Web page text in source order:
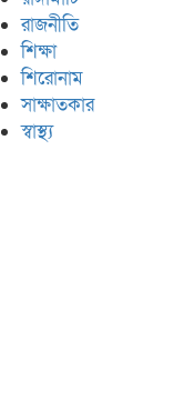
রাজনীতি
শিক্ষা
শিরোনাম
সাক্ষাতকার
স্বাস্থ্য